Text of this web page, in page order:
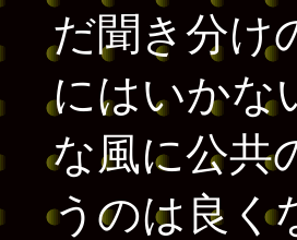
だ聞き分け
にはいかな
な風に公共
うのは良く